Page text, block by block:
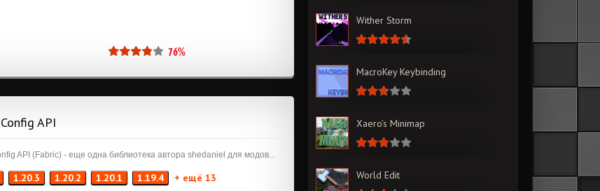
76%
API
API (Fabric) - еще одна библиотека автора shedaniel для модов...
1.20.3 1.20.2 1.20.1 1.19.4 + ещё 13
Wither Storm
MacroKey Keybinding
Xaero’s Minimap
World Edit